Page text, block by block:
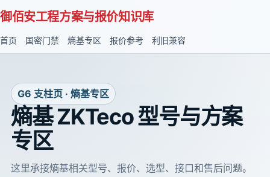
御佰安工程方案与报价知识库
首页 国密门禁 熵基专区 报价参考 利旧兼容
G6 支柱页 · 熵基专区
熵基 ZKTeco 型号与方案
专区
这里承接熵基相关型号、报价、选型、接口和售后问题。